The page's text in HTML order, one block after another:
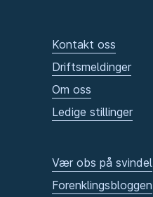
Kontakt oss
Driftsmeldinger
Om oss
Ledige stillinger
Vær obs på svindel
Forenklingsbloggen